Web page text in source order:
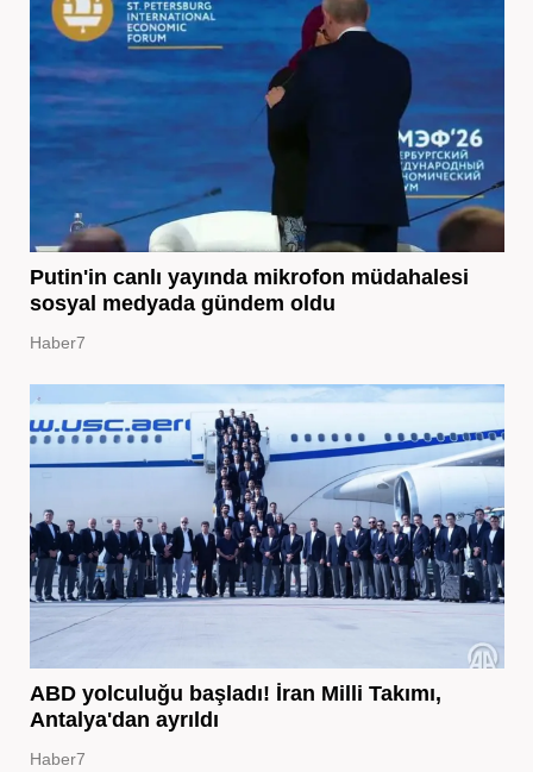
Putin'in canlı yayında mikrofon müdahalesi
sosyal medyada gündem oldu
Haber7
ABD yolculuğu başladı! İran Milli Takımı,
Antalya'dan ayrıldı
Haber7